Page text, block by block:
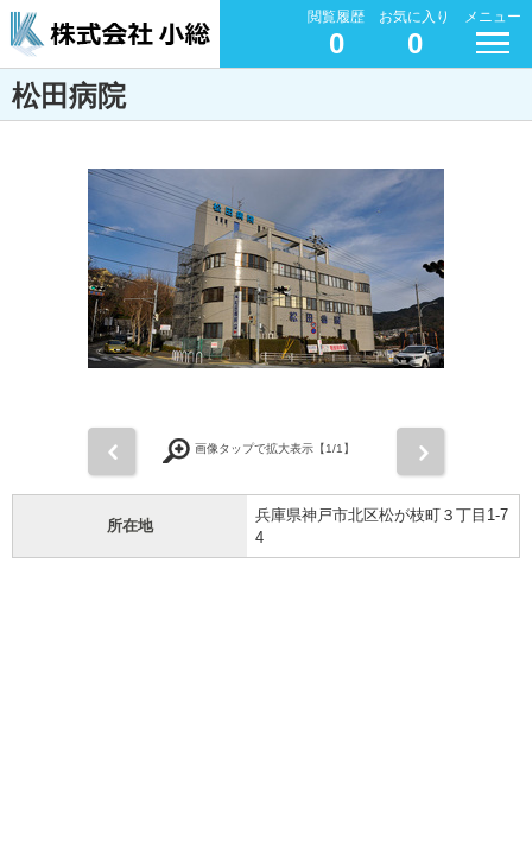
閲覧履歴
0
お気に入り
0
メニュー
松田病院
画像タップで拡大表示【1/1】
所在地
兵庫県神戸市北区松が枝町３丁目1-7
4